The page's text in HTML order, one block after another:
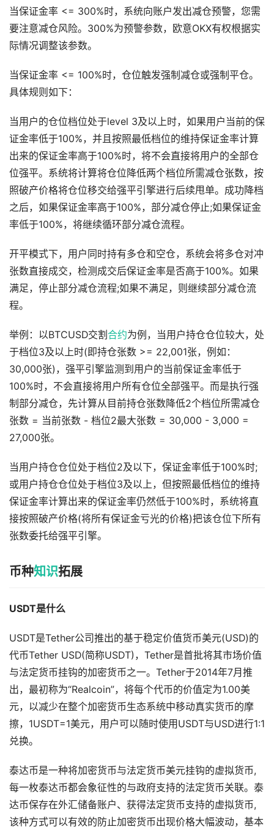
当保证金率 <= 300%时，系统向账户发出减仓预警，您需
要注意减仓风险。300%为预警参数，欧意OKX有权根据实
际情况调整该参数。
当保证金率 <= 100%时，仓位触发强制减仓或强制平仓。
具体规则如下：
当用户的仓位档位处于level 3及以上时，如果用户当前的保
证金率低于100%，并且按照最低档位的维持保证金率计算
出来的保证金率高于100%时，将不会直接将用户的全部仓
位强平。系统将计算将仓位降低两个档位所需减仓张数，按
照破产价格将仓位移交给强平引擎进行后续甩单。成功降档
之后，如果保证金率高于100%，部分减仓停止;如果保证金
率低于100%，将继续循环部分减仓流程。
开平模式下，用户同时持有多仓和空仓，系统会将多仓对冲
张数直接成交，检测成交后保证金率是否高于100%。如果
满足，停止部分减仓流程;如果不满足，则继续部分减仓流
程。
举例：以BTCUSD交割 合约为例，当用户持仓仓位较大，处
于档位3及以上时(即持仓张数 >= 22,001张，例如：
30,000张)，强平引擎监测到用户的当前保证金率低于
100%时，不会直接将用户所有仓位全部强平。而是执行强
制部分减仓，先计算从目前持仓张数降低2个档位所需减仓
张数 = 当前张数 - 档位2最大张数 = 30,000 - 3,000 =
27,000张。
当用户持仓仓位处于档位2及以下，保证金率低于100%时;
或用户持仓仓位处于档位3及以上，但按照最低档位的维持
保证金率计算出来的保证金率仍然低于100%时，系统将直
接按照破产价格(将所有保证金亏光的价格)把该仓位下所有
张数委托给强平引擎。
币种知识拓展
USDT是什么
USDT是Tether公司推出的基于稳定价值货币美元(USD)的
代币Tether USD(简称USDT)，Tether是首批将其市场价值
与法定货币挂钩的加密货币之一。Tether于2014年7月推
出，最初称为“Realcoin”，将每个代币的价值定为1.00美
元，以减少在整个加密货币生态系统中移动真实货币的摩
擦，1USDT=1美元，用户可以随时使用USDT与USD进行1:1
兑换。
泰达币是一种将加密货币与法定货币美元挂钩的虚拟货币,
每一枚泰达币都会象征性的与政府支持的法定货币关联。泰
达币保存在外汇储备账户、获得法定货币支持的虚拟货币,
该种方式可以有效的防止加密货币出现价格大幅波动，基本